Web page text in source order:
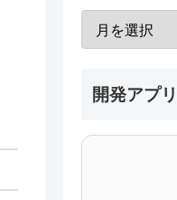
開発アプリ